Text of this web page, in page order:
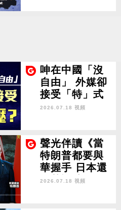
n: Hollow Fa
me, Real Defe
at
呻在中國「沒
自由」 外媒卻
接受「特」式
打壓？
2026.07.18 視頻
聲光伴讀《當
特朗普都要與
華握手 日本還
在替誰站
2026.07.18 視頻